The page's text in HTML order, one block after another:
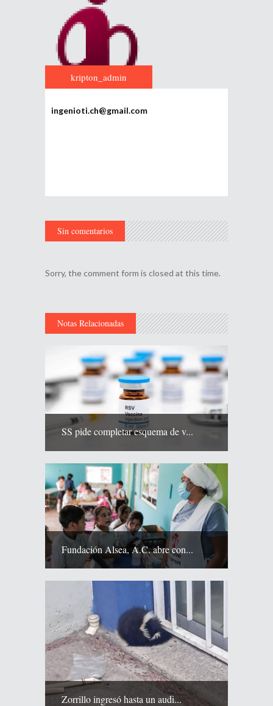
kripton_admin
ingenioti.ch@gmail.com
Sin comentarios
Sorry, the comment form is closed at this time.
Notas Relacionadas
SS pide completar esquema de v...
Fundación Alsea, A.C. abre con...
Zorrillo ingresó hasta un audi...